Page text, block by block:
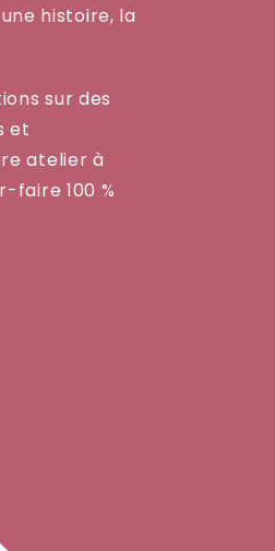
histoire, la
sur des
et
atelier à
faire 100 %